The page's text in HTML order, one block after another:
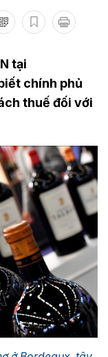
tại
chính phủ
thuế đối với